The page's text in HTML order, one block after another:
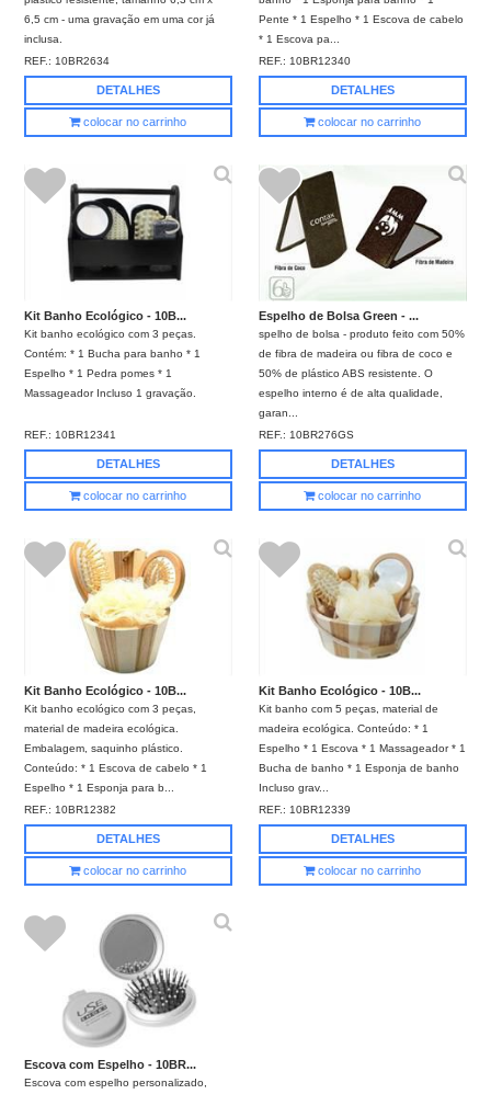
6,5 cm - uma gravação em uma cor já
inclusa.
REF.:10BR2634
DETALHES
colocar no carrinho
Pente * 1 Espelho * 1 Escova de cabelo
* 1 Escova pa...
REF.:10BR12340
DETALHES
colocar no carrinho
Kit Banho Ecológico - 10B...
Kit banho ecológico com 3 peças.
Contém: * 1 Bucha para banho * 1
Espelho * 1 Pedra pomes * 1
Massageador Incluso 1 gravação.
REF.:10BR12341
DETALHES
colocar no carrinho
Espelho de Bolsa Green - ...
spelho de bolsa - produto feito com 50%
de fibra de madeira ou fibra de coco e
50% de plástico ABS resistente. O
espelho interno é de alta qualidade,
garan...
REF.:10BR276GS
DETALHES
colocar no carrinho
Kit Banho Ecológico - 10B...
Kit banho ecológico com 3 peças,
material de madeira ecológica.
Embalagem, saquinho plástico.
Conteúdo: * 1 Escova de cabelo * 1
Espelho * 1 Esponja para b...
REF.: 10BR12382
DETALHES
colocar no carrinho
Kit Banho Ecológico - 10B...
Kit banho com 5 peças, material de
madeira ecológica. Conteúdo: * 1
Espelho * 1 Escova * 1 Massageador * 1
Bucha de banho * 1 Esponja de banho
Incluso grav...
REF.: 10BR12339
DETALHES
colocar no carrinho
Escova com Espelho - 10BR...
Escova com espelho personalizado,